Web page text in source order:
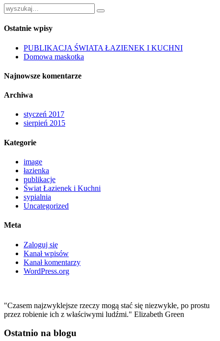
Ostatnie wpisy
PUBLIKACJA ŚWIATA ŁAZIENEK I KUCHNI
Domowa maskotka
Najnowsze komentarze
Archiwa
styczeń 2017
sierpień 2015
Kategorie
image
łazienka
publikacje
Świat Łazienek i Kuchni
sypialnia
Uncategorized
Meta
Zaloguj się
Kanał wpisów
Kanał komentarzy
WordPress.org
"Czasem najzwyklejsze rzeczy mogą stać się niezwykłe, po prostu
przez robienie ich z właściwymi ludźmi." Elizabeth Green
Ostatnio na blogu